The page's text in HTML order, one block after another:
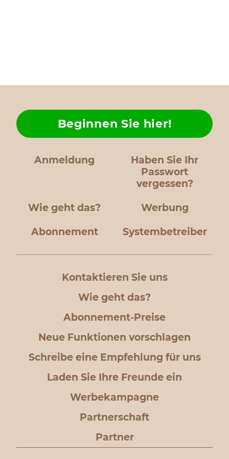
Anmeldung
Haben Sie Ihr
Passwort
vergessen?
Wie geht das?
Beginnen Sie hier!
Werbung
Abonnement Systembetreiber
Kontaktieren Sie uns
Wie geht das?
Abonnement-Preise
Neue Funktionen vorschlagen
Schreibe eine Empfehlung für uns
Laden Sie Ihre Freunde ein
Werbekampagne
Partnerschaft
Partner